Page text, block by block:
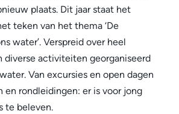
plaats. Dit jaar staat het
teken van het thema ‘De
water’. Verspreid over heel
diverse activiteiten georganiseerd
Van excursies en open dagen
rondleidingen: er is voor jong
te beleven.